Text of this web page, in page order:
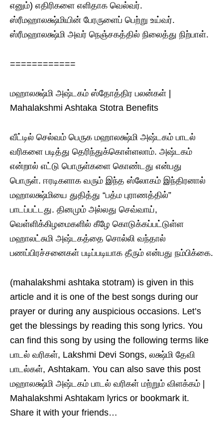
எனும்) எதிரிகளை எளிதாக வெல்வர்.
ஸ்ரீமஹாலக்ஷ்மியின் பேரருளைப் பெற்று உய்வர்.
ஸ்ரீமஹாலக்ஷ்மி அவர் நெஞ்சகத்தில் நிலைத்து நிற்பாள்.
============
மஹாலக்ஷ்மி அஷ்டகம் ஸ்தோத்திர‌ பலன்கள் |
Mahalakshmi Ashtaka Stotra Benefits
வீட்டில் செல்வம் பெருக மஹாலக்ஷ்மி அஷ்டகம் பாடல்
வரிகளை படித்து தெரிந்துக்கொள்ளலாம். அஷ்டகம்
என்றால் எட்டு பொருள்களை கொண்டது என்பது
பொருள். ஈரடிகளாக வரும் இந்த ஸ்லோகம் இந்திரனால்
மஹாலக்ஷ்மியை துதித்து “பத்ம புராணத்தில்”
பாடப்பட்டது. தினமும் அல்லது செவ்வாய்,
வெள்ளிக்கிழமைகளில் கீழே கொடுக்கப்பட்டுள்ள
மஹாலட்சுமி அஷ்டகத்தை சொல்லி வந்தால்
பணப்பிரச்சனைகள் படிப்படியாக தீரும் என்பது நம்பிக்கை.
(mahalakshmi ashtaka stotram) is given in this
article and it is one of the best songs during our
prayer or during any auspicious occasions. Let’s
get the blessings by reading this song lyrics. You
can find this song by using the following terms like
பாடல் வரிகள், Lakshmi Devi Songs, லக்ஷ்மி தேவி
பாடல்கள், Ashtakam. You can also save this post
மஹாலக்ஷ்மி அஷ்டகம் பாடல் வரிகள் மற்றும் விளக்கம் |
Mahalakshmi Ashtakam lyrics or bookmark it.
Share it with your friends…